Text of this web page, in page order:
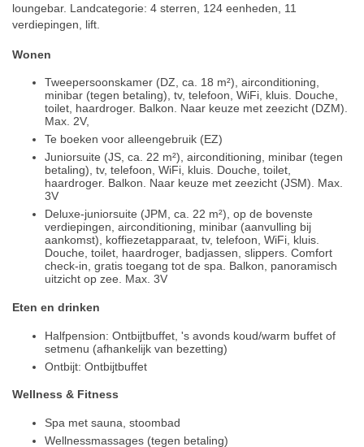
loungebar. Landcategorie: 4 sterren, 124 eenheden, 11
verdiepingen, lift.
Wonen
Tweepersoonskamer (DZ, ca. 18 m²), airconditioning,
minibar (tegen betaling), tv, telefoon, WiFi, kluis. Douche,
toilet, haardroger. Balkon. Naar keuze met zeezicht (DZM).
Max. 2V,
Te boeken voor alleengebruik (EZ)
Juniorsuite (JS, ca. 22 m²), airconditioning, minibar (tegen
betaling), tv, telefoon, WiFi, kluis. Douche, toilet,
haardroger. Balkon. Naar keuze met zeezicht (JSM). Max.
3V
Deluxe-juniorsuite (JPM, ca. 22 m²), op de bovenste
verdiepingen, airconditioning, minibar (aanvulling bij
aankomst), koffiezetapparaat, tv, telefoon, WiFi, kluis.
Douche, toilet, haardroger, badjassen, slippers. Comfort
check-in, gratis toegang tot de spa. Balkon, panoramisch
uitzicht op zee. Max. 3V
Eten en drinken
Halfpension: Ontbijtbuffet, 's avonds koud/warm buffet of
setmenu (afhankelijk van bezetting)
Ontbijt: Ontbijtbuffet
Wellness & Fitness
Spa met sauna, stoombad
Wellnessmassages (tegen betaling)